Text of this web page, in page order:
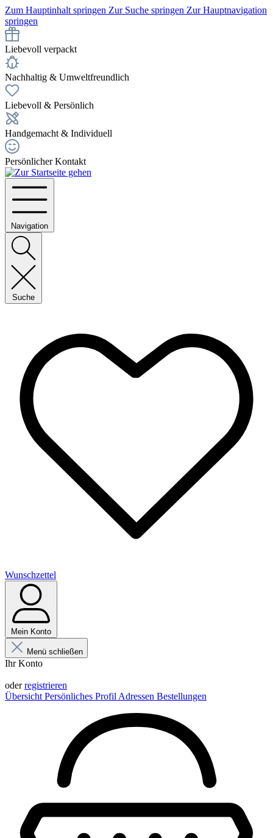
Zum Hauptinhalt springen Zur Suche springen Zur Hauptnavigation
springen
Liebevoll verpackt
Nachhaltig & Umweltfreundlich
Liebevoll & Persönlich
Handgemacht & Individuell
Persönlicher Kontakt
Navigation
Suche
Wunschzettel
Mein Konto
Menü schließen
Ihr Konto
oderregistrieren
Übersicht Persönliches Profil Adressen Bestellungen